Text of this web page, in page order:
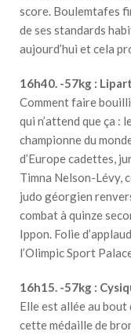
score. Boulemtafes
de ses standards
aujourd’hui et cela
16h40. -57kg :
Comment faire
qui n’attend que ça :
championne du
d’Europe cadettes,
Timna Nelson-Lévy,
judo géorgien
combat à quinze
Ippon. Folie
l’Olimpic Sport
16h15. -57kg :
Elle est allée au bout
cette médaille de